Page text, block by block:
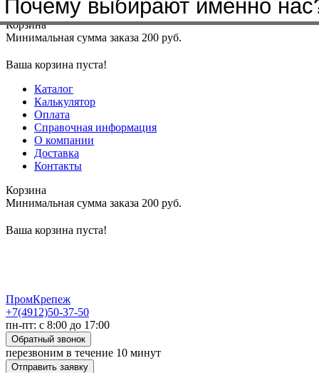
Меню+7(4912)50-37-50sbit@krep62.ru
Корзина
Минимальная сумма заказа 200 руб.
Ваша корзина пуста!
Каталог
Калькулятор
Оплата
Справочная информация
О компании
Доставка
Контакты
Корзина
Минимальная сумма заказа 200 руб.
Ваша корзина пуста!
ПромКрепеж
+7(4912)50-37-50
пн-пт: с 8:00 до 17:00
Обратный звонок
перезвоним в течение 10 минут
Отправить заявку
с которыми мы
Почему выбирают именно